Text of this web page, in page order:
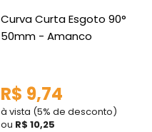
Curva Curta Esgoto 90°
50mm - Amanco
R$ 9,74
à vista (5% de desconto)
ou R$ 10,25